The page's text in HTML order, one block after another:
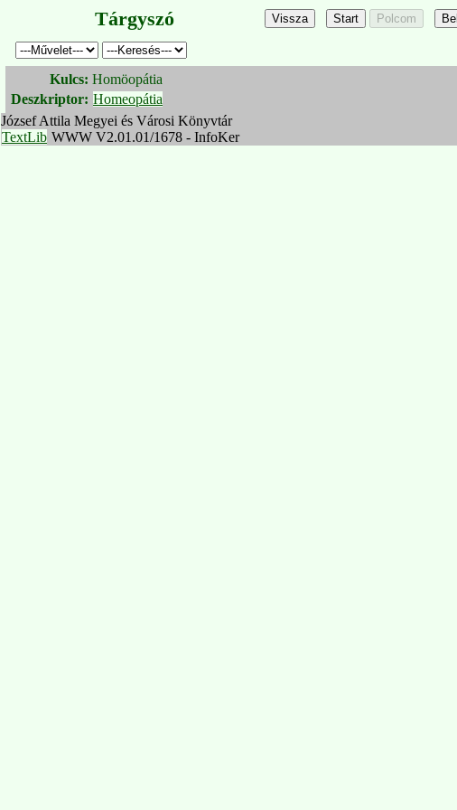
Tárgyszó
Kulcs: Homöopátia
Deszkriptor: Homeopátia
József Attila Megyei és Városi Könyvtár
TextLib WWW V2.01.01/1678 - InfoKer